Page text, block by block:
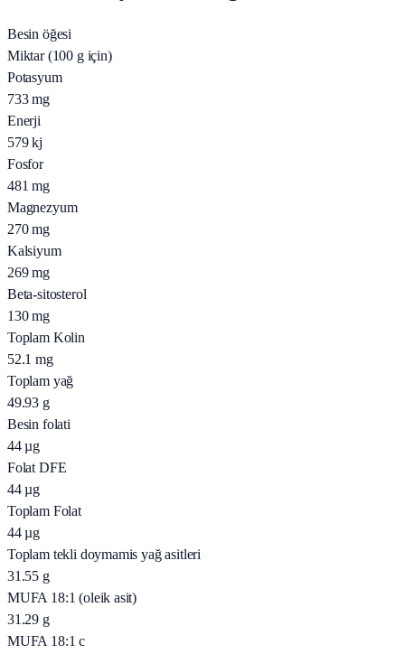
Besin öğesi
Miktar (100 g için)
Potasyum
733 mg
Enerji
579 kj
Fosfor
481 mg
Magnezyum
270 mg
Kalsiyum
269 mg
Beta-sitosterol
130 mg
Toplam Kolin
52.1 mg
Toplam yağ
49.93 g
Besin folati
44 µg
Folat DFE
44 µg
Toplam Folat
44 µg
Toplam tekli doymamis yağ asitleri
31.55 g
MUFA 18:1 (oleik asit)
31.29 g
MUFA 18:1 c